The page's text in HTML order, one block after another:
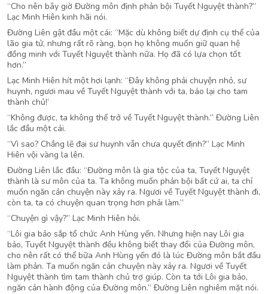
“Cho nên bây giờ Đường môn định phản bội Tuyết Nguyệt thành?”
Lạc Minh Hiên kinh hãi nói.
Đường Liên gật đầu một cái: “Mặc dù không biết dự định cụ thể của
lão gia tử, nhưng rất rõ ràng, bọn họ không muốn giữ quan hệ
đồng minh với Tuyết Nguyệt thành nữa. Họ đã có lựa chọn tốt
hơn.”
Lạc Minh Hiên hít một hơi lạnh: “Đây không phải chuyện nhỏ, sư
huynh, ngươi mau về Tuyết Nguyệt thành với ta, báo lại cho tam
thành chủ!’
“Không được, ta không thể trở về Tuyết Nguyệt thành.” Đường Liên
lắc đầu một cái.
“Vì sao? Chẳng lẽ đại sư huynh vẫn chưa quyết định?” Lạc Minh
Hiên vội vàng la lên.
Đường Liên lắc đầu: “Đường môn là gia tộc của ta, Tuyết Nguyệt
thành là sư môn của ta. Ta không muốn phản bội bất cứ ai, ta chỉ
muốn ngăn cản chuyện này xảy ra. Ngươi về Tuyết Nguyệt thành đi,
còn ta, ta có chuyện quan trọng hơn phải làm.”
“Chuyện gì vậy?” Lạc Minh Hiên hỏi.
“Lôi gia bảo sắp tổ chức Anh Hùng yến. Nhưng hiện nay Lôi gia
bảo, Tuyết Nguyệt thành đều không biết thay đổi của Đường môn,
cho nên rất có thể bữa Anh Hùng yến đó là lúc Đường môn bắt đầu
làm phản. Ta muốn ngăn cản chuyện này xảy ra. Ngươi về Tuyết
Nguyệt thành tìm tam thành chủ trợ giúp. Còn ta tới Lôi gia bảo,
ngăn cản hành động của Đường môn.” Đường Liên nghiêm mặt nói.